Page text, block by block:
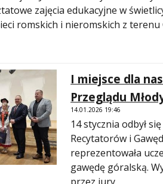
zajęcia edukacyjne w
romskich i nieromskich z terenu
I miejsce dla
Przeglądu
14.01.2026 19:46
14 stycznia odbył
Recytatorów i
reprezentowała
gawędę góralską.
przez jury